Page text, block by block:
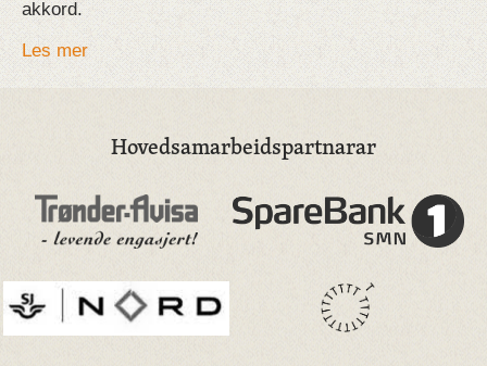
akkord.
Les mer
Hovedsamarbeidspartnarar